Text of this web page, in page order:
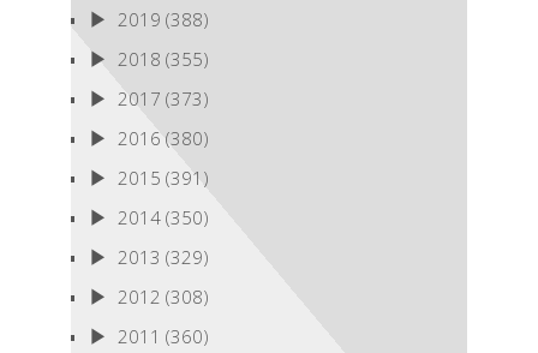
2019 (388)
2018 (355)
2017 (373)
2016 (380)
2015 (391)
2014 (350)
2013 (329)
2012 (308)
2011 (360)